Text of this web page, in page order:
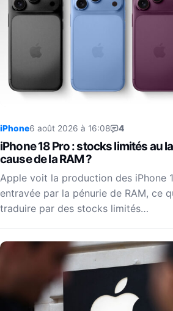
iPhone6 août 2026 à 16:08 4
iPhone 18 Pro : stocks limités au
cause de la RAM ?
Apple voit la production des iPhone
entravée par la pénurie de RAM, ce
traduire par des stocks limités…